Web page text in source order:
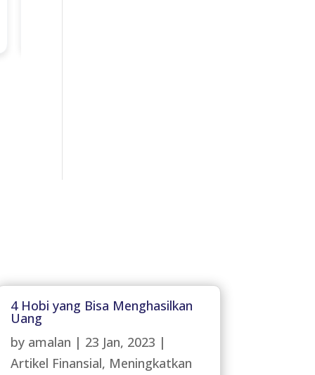
4 Hobi yang Bisa Menghasilkan
Uang
by amalan | 23 Jan, 2023 |
Artikel Finansial, Meningkatkan